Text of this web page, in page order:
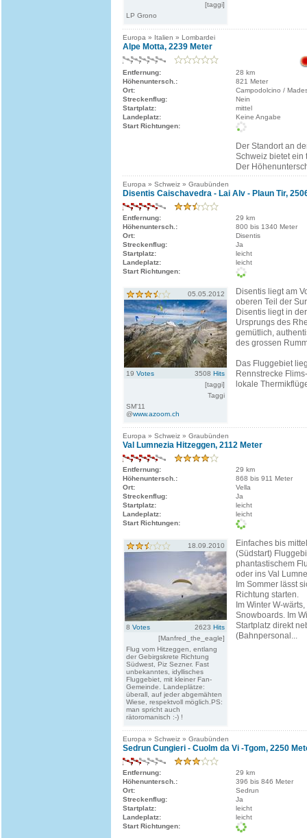
[taggi]
LP Grono
Europa » Italien » Lombardei
Alpe Motta, 2239 Meter
Entfernung:
28 km
Höhenuntersch.:
821 Meter
Ort:
Campodolcino /
Streckenflug:
Nein
Startplatz:
mittel
Landeplatz:
Keine Angabe
Start Richtungen:
Der Standort an
Schweiz bietet ein
Der
Europa » Schweiz » Graubünden
Disentis Caischavedra - Lai Alv - Plaun Tir,
Entfernung:
29 km
Höhenuntersch.:
800 bis 1340 Meter
Ort:
Disentis
Streckenflug:
Ja
Startplatz:
leicht
Landeplatz:
leicht
Start Richtungen:
05.05.2012
19 Votes 3508 Hits
[taggi]
Taggi
SM'11
@www.azoom.ch
Disentis liegt am
oberen Teil der
Disentis liegt in
Ursprungs des
gemütlich,
des grossen
Das Fluggebiet
Rennstrecke
lokale
Europa » Schweiz » Graubünden
Val Lumnezia Hitzeggen, 2112 Meter
Entfernung:
29 km
Höhenuntersch.:
868 bis 911 Meter
Ort:
Vella
Streckenflug:
Ja
Startplatz:
leicht
Landeplatz:
leicht
Start Richtungen:
18.09.2010
8 Votes 2623 Hits
[Manfred_the_eagle]
Flug vom Hitzeggen, entlang
der Gebirgskrete Richtung
Südwest, Piz Sezner. Fast
unbekanntes, idyllisches
Fluggebiet, mit kleiner Fan-
Gemeinde. Landeplätze:
überall, auf jeder abgemähten
Wiese, respektvoll möglich.PS:
man spricht auch
rätoromanisch :-) !
Einfaches bis
(Südstart)
phantastischem
oder ins Val
Im Sommer lässt
Richtung starten.
Im Winter W-
Snowboards. Im
Startplatz direkt
(Bahnpersonal...
Europa » Schweiz » Graubünden
Sedrun Cungieri - Cuolm da Vi -Tgom, 2250
Entfernung:
29 km
Höhenuntersch.:
396 bis 846 Meter
Ort:
Sedrun
Streckenflug:
Ja
Startplatz:
leicht
Landeplatz:
leicht
Start Richtungen: